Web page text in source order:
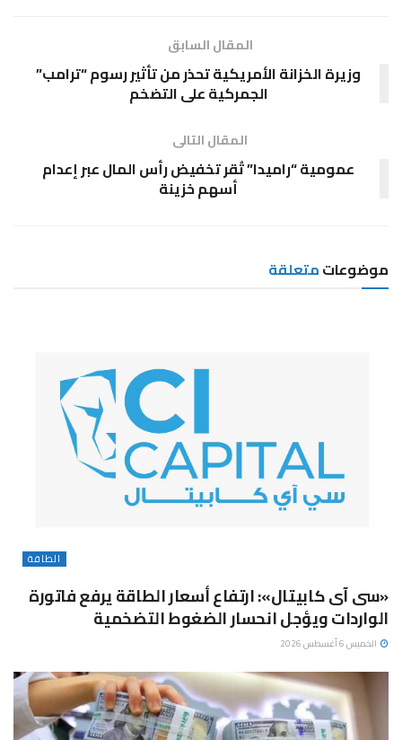
المقال السابق
وزيرة الخزانة الأمريكية تحذر من تأثير رسوم “ترامب”
الجمركية على التضخم
المقال التالى
عمومية “راميدا” تُقر تخفيض رأس المال عبر إعدام
أسهم خزينة
موضوعاتمتعلقة
الطاقة
«سى آى كابيتال»: ارتفاع أسعار الطاقة يرفع فاتورة
الواردات ويؤجل انحسار الضغوط التضخمية
الخميس 6 أغسطس 2026